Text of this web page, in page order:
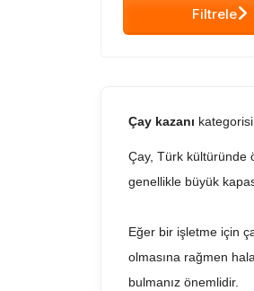
Filtrele
Çay kazanı
Çay, Türk kültüründe
genellikle büyük
Eğer bir işletme için
olmasına rağmen
bulmanız önemlidir.